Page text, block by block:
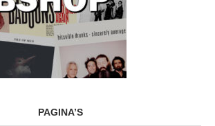
PAGINA’S